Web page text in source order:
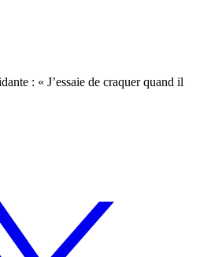
: « J’essaie de craquer quand il